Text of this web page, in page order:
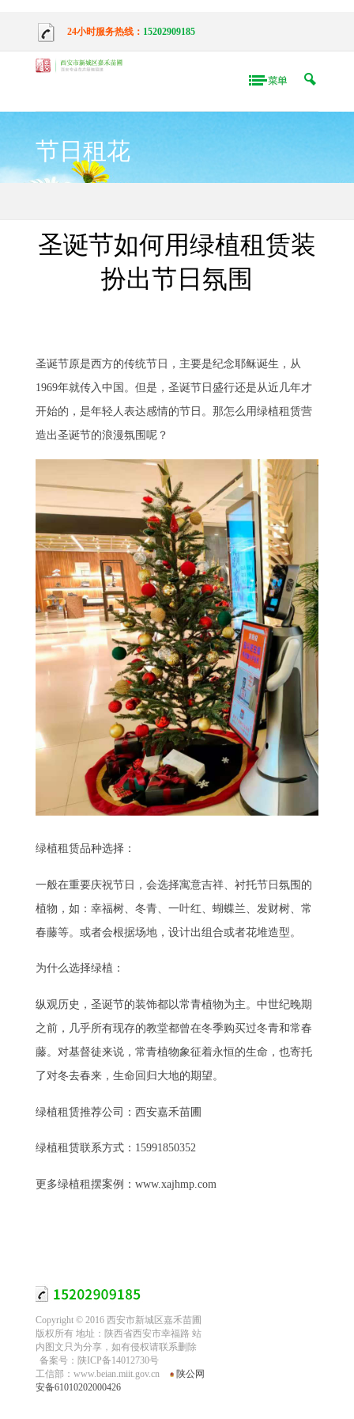
24小时服务热线： 15202909185
节日租花
圣诞节如何用绿植租赁装
扮出节日氛围
圣诞节原是西方的传统节日，主要是纪念耶稣诞生，从
1969年就传入中国。但是，圣诞节日盛行还是从近几年才
开始的，是年轻人表达感情的节日。那怎么用绿植租赁营
造出圣诞节的浪漫氛围呢？
绿植租赁品种选择：
一般在重要庆祝节日，会选择寓意吉祥、衬托节日氛围的
植物，如：幸福树、冬青、一叶红、蝴蝶兰、发财树、常
春藤等。或者会根据场地，设计出组合或者花堆造型。
为什么选择绿植：
纵观历史，圣诞节的装饰都以常青植物为主。中世纪晚期
之前，几乎所有现存的教堂都曾在冬季购买过冬青和常春
藤。对基督徒来说，常青植物象征着永恒的生命，也寄托
了对冬去春来，生命回归大地的期望。
绿植租赁推荐公司： 西安嘉禾苗圃
绿植租赁联系方式：15991850352
更多绿植租摆案例：www.xajhmp.com
Copyright © 2016 西安市新城区嘉禾苗圃
版权所有 地址：陕西省西安市幸福路 站
内图文只为分享，如有侵权请联系删除
备案号：陕ICP备14012730号
工信部：www.beian.miit.gov.cn
陕公网
安备61010202000426